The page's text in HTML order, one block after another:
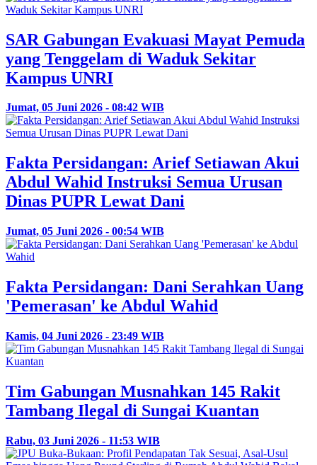
SAR Gabungan Evakuasi Mayat Pemuda
yang Tenggelam di Waduk Sekitar
Kampus UNRI
Jumat, 05 Juni 2026 - 08:42 WIB
Fakta Persidangan: Arief Setiawan Akui
Abdul Wahid Instruksi Semua Urusan
Dinas PUPR Lewat Dani
Jumat, 05 Juni 2026 - 00:54 WIB
Fakta Persidangan: Dani Serahkan Uang
'Pemerasan' ke Abdul Wahid
Kamis, 04 Juni 2026 - 23:49 WIB
Tim Gabungan Musnahkan 145 Rakit
Tambang Ilegal di Sungai Kuantan
Rabu, 03 Juni 2026 - 11:53 WIB